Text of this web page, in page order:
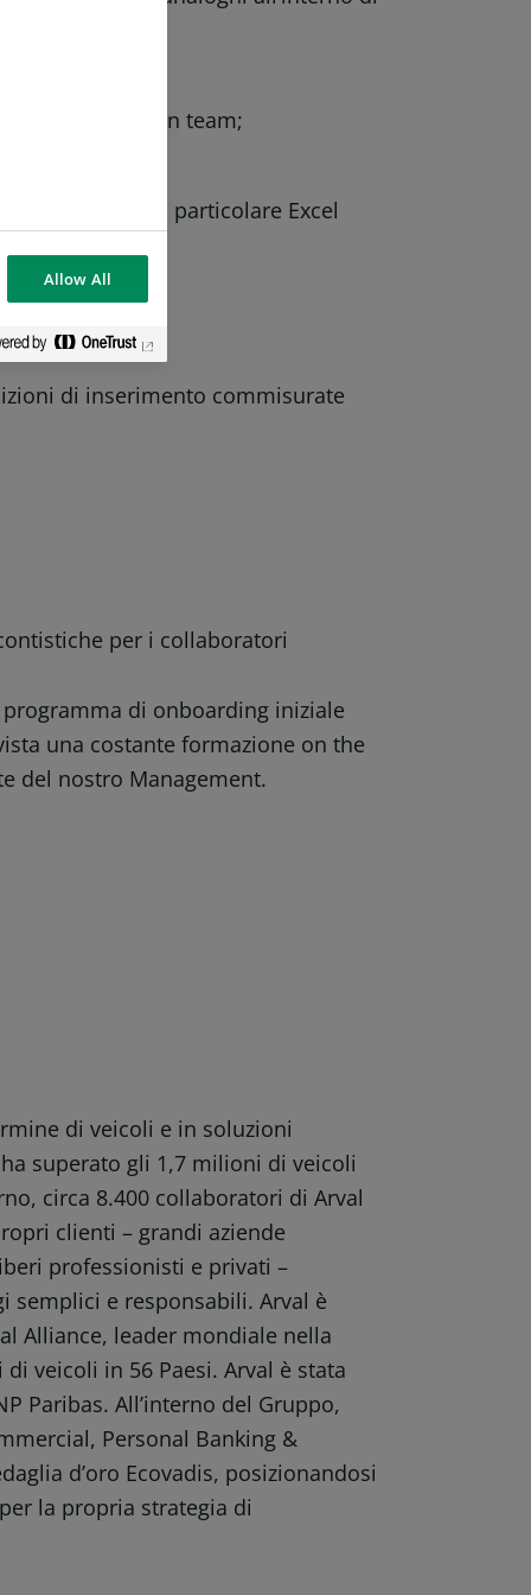
e al lavoro in team;
informatici, in particolare Excel
di inserimento commisurate
per i collaboratori
di onboarding iniziale
una costante formazione on the
del nostro Management.
di veicoli e in soluzioni
superato gli 1,7 milioni di veicoli
circa 8.400 collaboratori di Arval
clienti – grandi aziende
professionisti e privati –
semplici e responsabili. Arval è
Alliance, leader mondiale nella
veicoli in 56 Paesi. Arval è stata
Paribas. All’interno del Gruppo,
Personal Banking &
d’oro Ecovadis, posizionandosi
la propria strategia di
Allow All